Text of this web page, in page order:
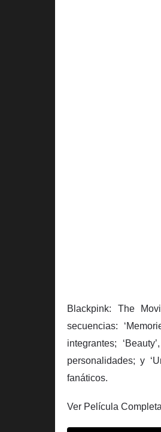
Blackpink: The
secuencias:
integrantes;
personalidades; y
fanáticos.
Ver Película